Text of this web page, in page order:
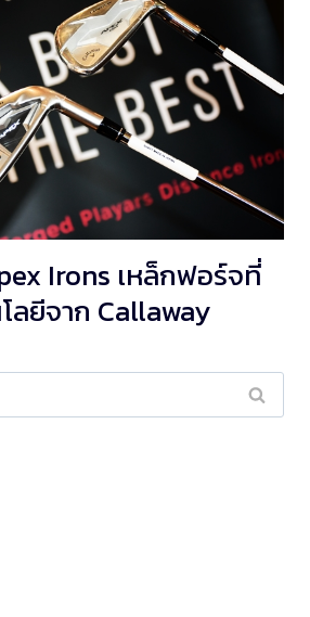
Irons เหล็กฟอร์จที่
ลยีจาก Callaway